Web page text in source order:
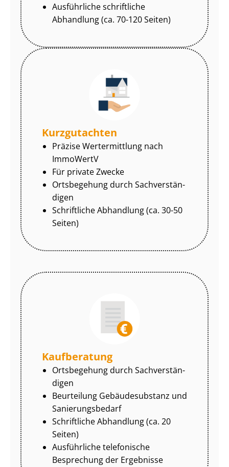
Ausführliche schriftliche
Abhandlung (ca. 70-120 Seiten)
Kurzgutachten
Präzise Wertermittlung nach
ImmoWertV
Für private Zwecke
Ortsbegehung durch Sach­ver­stän­
di­gen
Schriftliche Abhandlung (ca. 30-50
Seiten)
Kaufberatung
Ortsbegehung durch Sach­ver­stän­
di­gen
Beurteilung Gebäudesubstanz und
Sa­nie­rungs­be­darf
Schriftliche Abhandlung (ca. 20
Seiten)
Ausführliche telefonische
Besprechung der Ergebnisse